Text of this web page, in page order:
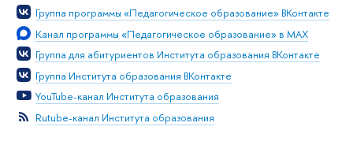
Группа программы «Педагогическое образование» ВКонтакте
Канал программы «Педагогическое образование» в MAX
Группа для абитуриентов Института образования ВКонтакте
Группа Института образования ВКонтакте
YouTube-канал Института образования
Rutube-канал Института образования